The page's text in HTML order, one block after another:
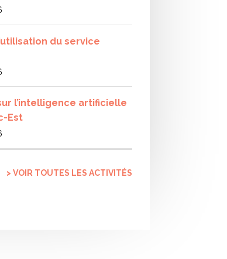
du service
l’intelligence artificielle
Est
> VOIR TOUTES LES ACTIVITÉS